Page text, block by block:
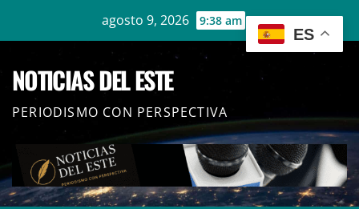
agosto 9, 2026 9:38 am
NOTICIAS DEL ESTE
PERIODISMO CON PERSPECTIVA
ES